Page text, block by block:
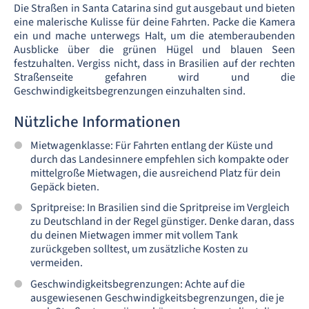
Die Straßen in Santa Catarina sind gut ausgebaut und bieten
eine malerische Kulisse für deine Fahrten. Packe die Kamera
ein und mache unterwegs Halt, um die atemberaubenden
Ausblicke über die grünen Hügel und blauen Seen
festzuhalten. Vergiss nicht, dass in Brasilien auf der rechten
Straßenseite gefahren wird und die
Geschwindigkeitsbegrenzungen einzuhalten sind.
Nützliche Informationen
Mietwagenklasse: Für Fahrten entlang der Küste und
durch das Landesinnere empfehlen sich kompakte oder
mittelgroße Mietwagen, die ausreichend Platz für dein
Gepäck bieten.
Spritpreise: In Brasilien sind die Spritpreise im Vergleich
zu Deutschland in der Regel günstiger. Denke daran, dass
du deinen Mietwagen immer mit vollem Tank
zurückgeben solltest, um zusätzliche Kosten zu
vermeiden.
Geschwindigkeitsbegrenzungen: Achte auf die
ausgewiesenen Geschwindigkeitsbegrenzungen, die je